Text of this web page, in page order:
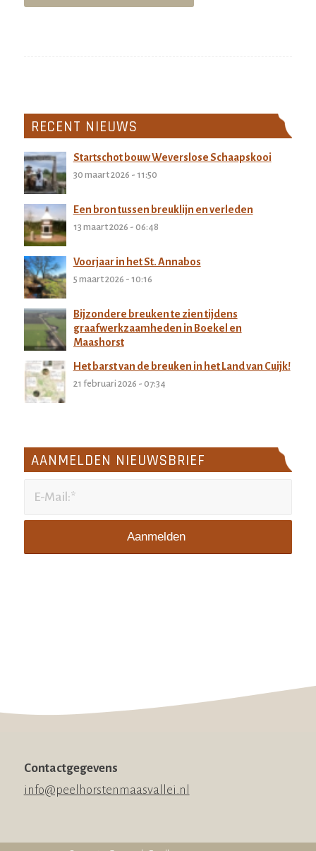
RECENT NIEUWS
Startschot bouw Weverslose Schaapskooi
30 maart 2026 - 11:50
Een bron tussen breuklijn en verleden
13 maart 2026 - 06:48
Voorjaar in het St. Annabos
5 maart 2026 - 10:16
Bijzondere breuken te zien tijdens
graafwerkzaamheden in Boekel en
Maashorst
27 februari 2026 - 11:32
Het barst van de breuken in het Land van Cuijk!
21 februari 2026 - 07:34
AANMELDEN NIEUWSBRIEF
Contactgegevens
info@peelhorstenmaasvallei.nl